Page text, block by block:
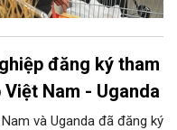
đăng ký tham
Nam - Uganda
và Uganda đã đăng ký